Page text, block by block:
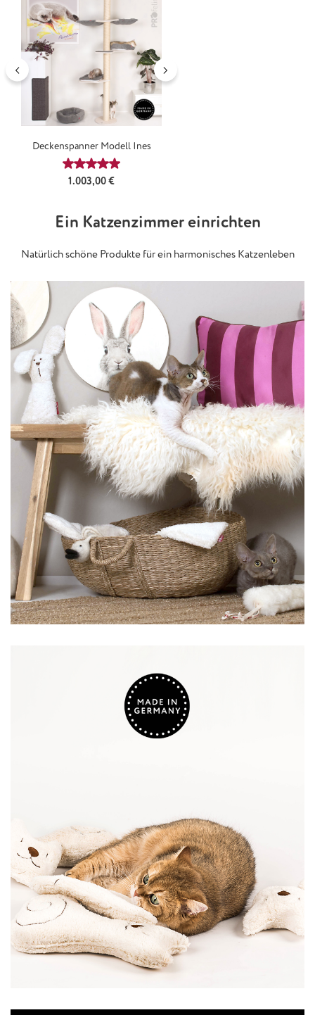
Deckenspanner Modell Ines
Durchschnittliche Bewertung von 4.9 von 5
Regulärer Preis:
1.003,00 €
Ein Katzenzimmer einrichten
Natürlich schöne Produkte für ein harmonisches Katzenleben